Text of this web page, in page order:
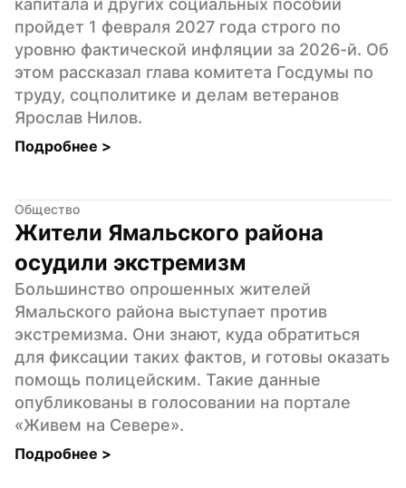
капитала и других социальных пособий
пройдет 1 февраля 2027 года строго по
уровню фактической инфляции за 2026-й. Об
этом рассказал глава комитета Госдумы по
труду, соцполитике и делам ветеранов
Ярослав Нилов.
Подробнее >
Общество
Жители Ямальского района
осудили экстремизм
Большинство опрошенных жителей
Ямальского района выступает против
экстремизма. Они знают, куда обратиться
для фиксации таких фактов, и готовы оказать
помощь полицейским. Такие данные
опубликованы в голосовании на портале
«Живем на Севере».
Подробнее >